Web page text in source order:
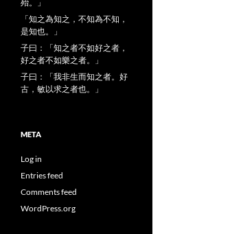
殆。」
「知之為知之，不知為不知，
是知也。」
子曰：「知之者不如好之者，
好之者不如樂之者。」
子曰：「我非生而知之者。好
古，敏以求之者也。」
META
Log in
Entries feed
Comments feed
WordPress.org